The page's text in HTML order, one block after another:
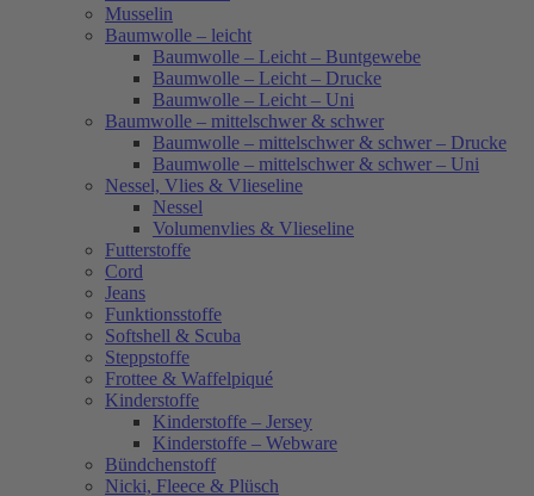
Musselin
Baumwolle – leicht
Baumwolle – Leicht – Buntgewebe
Baumwolle – Leicht – Drucke
Baumwolle – Leicht – Uni
Baumwolle – mittelschwer & schwer
Baumwolle – mittelschwer & schwer – Drucke
Baumwolle – mittelschwer & schwer – Uni
Nessel, Vlies & Vlieseline
Nessel
Volumenvlies & Vlieseline
Futterstoffe
Cord
Jeans
Funktionsstoffe
Softshell & Scuba
Steppstoffe
Frottee & Waffelpiqué
Kinderstoffe
Kinderstoffe – Jersey
Kinderstoffe – Webware
Bündchenstoff
Nicki, Fleece & Plüsch